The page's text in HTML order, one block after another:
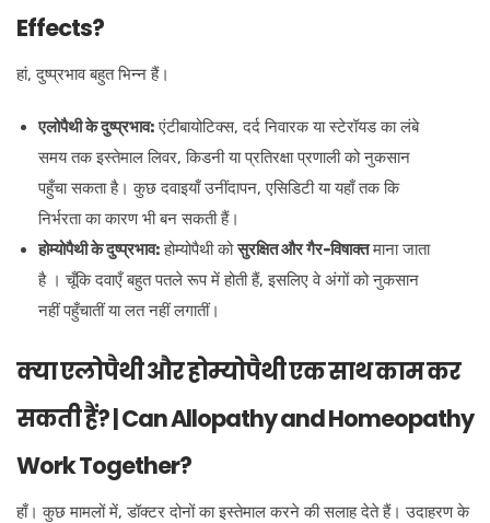
Effects?
हां, दुष्प्रभाव बहुत भिन्न हैं।
एलोपैथी के दुष्प्रभाव:एंटीबायोटिक्स, दर्द निवारक या स्टेरॉयड का लंबे
समय तक इस्तेमाल लिवर, किडनी या प्रतिरक्षा प्रणाली को नुकसान
पहुँचा सकता है। कुछ दवाइयाँ उनींदापन, एसिडिटी या यहाँ तक कि
निर्भरता का कारण भी बन सकती हैं।
होम्योपैथी के दुष्प्रभाव:होम्योपैथी कोसुरक्षित और गैर-विषाक्तमाना जाता
है । चूँकि दवाएँ बहुत पतले रूप में होती हैं, इसलिए वे अंगों को नुकसान
नहीं पहुँचातीं या लत नहीं लगातीं।
क्या एलोपैथी और होम्योपैथी एक साथ काम कर
सकती हैं? | Can Allopathy and Homeopathy
Work Together?
हाँ। कुछ मामलों में, डॉक्टर दोनों का इस्तेमाल करने की सलाह देते हैं। उदाहरण के